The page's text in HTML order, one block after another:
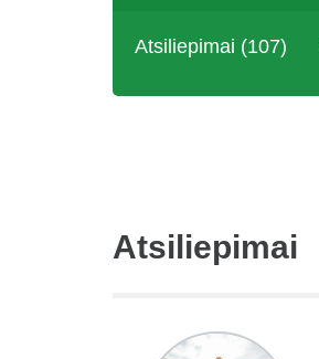
Atsiliepimai (107)
Atsiliepimai